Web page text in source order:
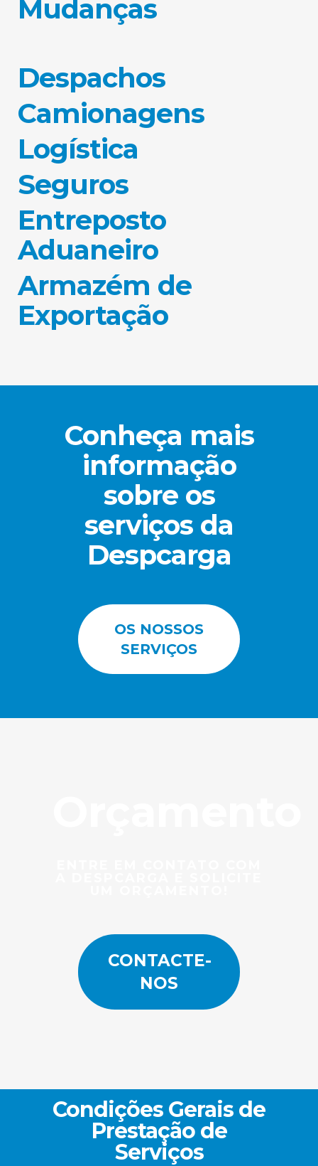
Mudanças
Despachos
Camionagens
Logística
Seguros
Entreposto
Aduaneiro
Armazém de
Exportação
Conheça mais
informação
sobre os
serviços da
Despcarga
OS NOSSOS
SERVIÇOS
CONTACTE-
NOS
Condições Gerais de
Prestação de
Serviços